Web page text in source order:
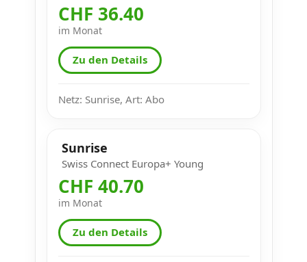
CHF 36.40
im Monat
Zu den Details
Netz: Sunrise, Art: Abo
Sunrise
Swiss Connect Europa+ Young
CHF 40.70
im Monat
Zu den Details